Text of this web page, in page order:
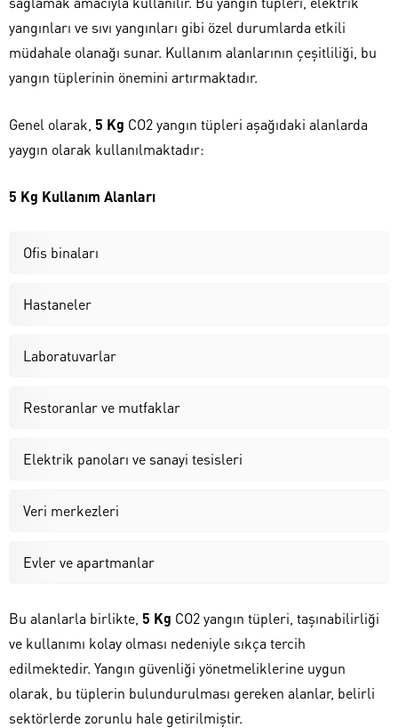
yangınları ve sıvı yangınları gibi özel durumlarda etkili
müdahale olanağı sunar. Kullanım alanlarının çeşitliliği, bu
yangın tüplerinin önemini artırmaktadır.
Genel olarak, 5 Kg CO2 yangın tüpleri aşağıdaki alanlarda
yaygın olarak kullanılmaktadır:
5 Kg Kullanım Alanları
Ofis binaları
Hastaneler
Laboratuvarlar
Restoranlar ve mutfaklar
Elektrik panoları ve sanayi tesisleri
Veri merkezleri
Evler ve apartmanlar
Bu alanlarla birlikte, 5 Kg CO2 yangın tüpleri, taşınabilirliği
ve kullanımı kolay olması nedeniyle sıkça tercih
edilmektedir. Yangın güvenliği yönetmeliklerine uygun
olarak, bu tüplerin bulundurulması gereken alanlar, belirli
sektörlerde zorunlu hale getirilmiştir.